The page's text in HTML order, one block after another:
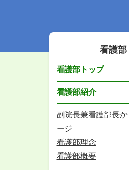
看護部
看護部トップ
看護部紹介
副院長兼看護部長
ージ
看護部理念
看護部概要